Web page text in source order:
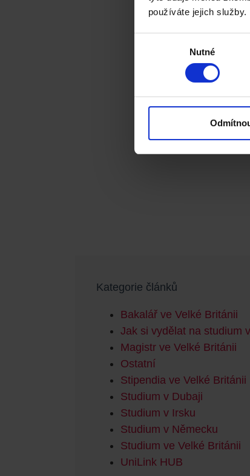
používáte jejich služby.
Nutné
Kategorie článků
Bakalář ve Velké Británii
Jak si vydělat na studium
Magistr ve Velké Británii
Ostatní
Stipendia ve Velké Británii
Studium v Dubaji
Studium v Irsku
Studium v Německu
Studium ve Velké Británii
UniLink HUB